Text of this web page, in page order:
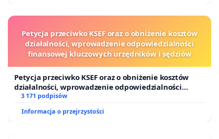
Petycja przeciwko KSEF oraz o obniżenie kosztów
działalności, wprowadzenie odpowiedzialności
finansowej kluczowych urzędników i sędziów
Petycja przeciwko KSEF oraz o obniżenie kosztów
działalności, wprowadzenie odpowiedzialności
finansowej kluczowych urzędników i sędziów
3 171 podpisów
Informacja o przejrzystości